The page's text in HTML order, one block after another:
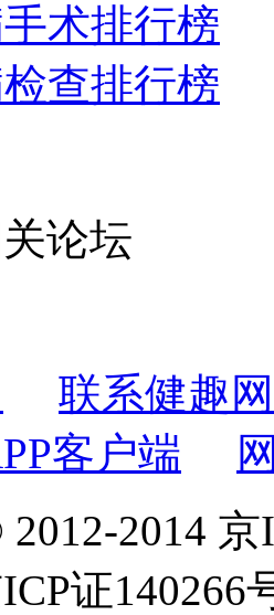
术排行榜
查排行榜
论坛
联系健趣网
客户端
2014
证140266